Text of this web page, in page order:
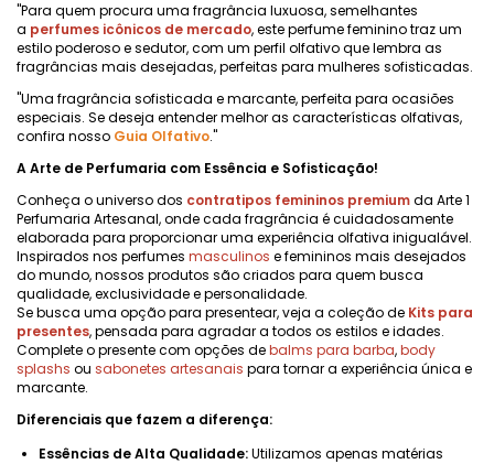
"Para quem procura uma fragrância luxuosa, semelhantes
a perfumes icônicos de mercado, este perfume feminino traz um
estilo poderoso e sedutor, com um perfil olfativo que lembra as
fragrâncias mais desejadas, perfeitas para mulheres sofisticadas.
"Uma fragrância sofisticada e marcante, perfeita para ocasiões
especiais. Se deseja entender melhor as características olfativas,
confira nosso Guia Olfativo."
A Arte de Perfumaria com Essência e Sofisticação!
Conheça o universo dos contratipos femininos premiumda Arte 1
Perfumaria Artesanal, onde cada fragrância é cuidadosamente
elaborada para proporcionar uma experiência olfativa inigualável.
Inspirados nos perfumes masculinos e femininos mais desejados
do mundo, nossos produtos são criados para quem busca
qualidade, exclusividade e personalidade.
Se busca uma opção para presentear, veja a coleção de Kits para
presentes, pensada para agradar a todos os estilos e idades.
Complete o presente com opções debalms para barba,body
splashs ou sabonetes artesanais para tornar a experiência única e
marcante.
Diferenciais que fazem a diferença:
Essências de Alta Qualidade:Utilizamos apenas matérias